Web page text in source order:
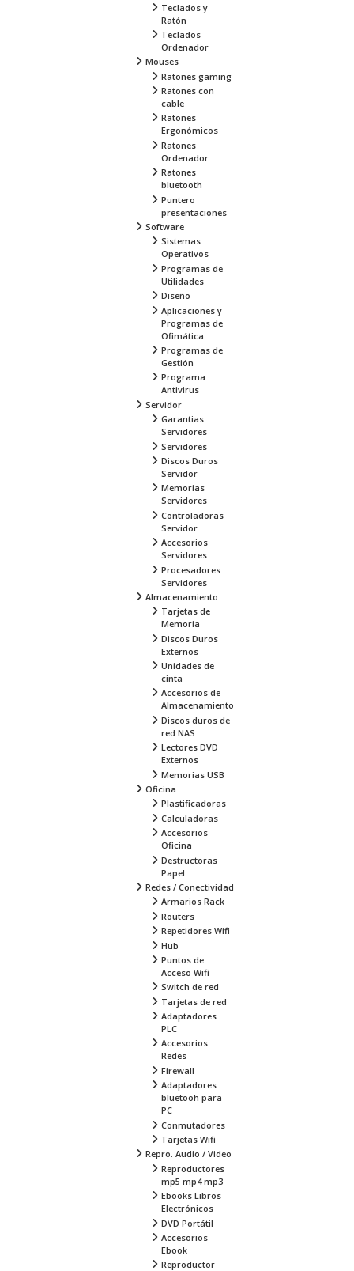
Teclados y
Ratón
Teclados
Ordenador
Mouses
Ratones gaming
Ratones con
cable
Ratones
Ergonómicos
Ratones
Ordenador
Ratones
bluetooth
Puntero
presentaciones
Software
Sistemas
Operativos
Programas de
Utilidades
Diseño
Aplicaciones y
Programas de
Ofimática
Programas de
Gestión
Programa
Antivirus
Servidor
Garantias
Servidores
Servidores
Discos Duros
Servidor
Memorias
Servidores
Controladoras
Servidor
Accesorios
Servidores
Procesadores
Servidores
Almacenamiento
Tarjetas de
Memoria
Discos Duros
Externos
Unidades de
cinta
Accesorios de
Almacenamiento
Discos duros de
red NAS
Lectores DVD
Externos
Memorias USB
Oficina
Plastificadoras
Calculadoras
Accesorios
Oficina
Destructoras
Papel
Redes / Conectividad
Armarios Rack
Routers
Repetidores Wifi
Hub
Puntos de
Acceso Wifi
Switch de red
Tarjetas de red
Adaptadores
PLC
Accesorios
Redes
Firewall
Adaptadores
bluetooh para
PC
Conmutadores
Tarjetas Wifi
Repro. Audio / Video
Reproductores
mp5 mp4 mp3
Ebooks Libros
Electrónicos
DVD Portátil
Accesorios
Ebook
Reproductor